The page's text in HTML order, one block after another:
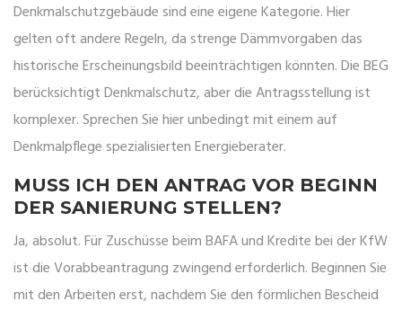
Denkmalschutzgebäude sind eine eigene Kategorie. Hier
gelten oft andere Regeln, da strenge Dämmvorgaben das
historische Erscheinungsbild beeinträchtigen könnten. Die BEG
berücksichtigt Denkmalschutz, aber die Antragsstellung ist
komplexer. Sprechen Sie hier unbedingt mit einem auf
Denkmalpflege spezialisierten Energieberater.
MUSS ICH DEN ANTRAG VOR BEGINN
DER SANIERUNG STELLEN?
Ja, absolut. Für Zuschüsse beim BAFA und Kredite bei der KfW
ist die Vorabbeantragung zwingend erforderlich. Beginnen Sie
mit den Arbeiten erst, nachdem Sie den förmlichen Bescheid